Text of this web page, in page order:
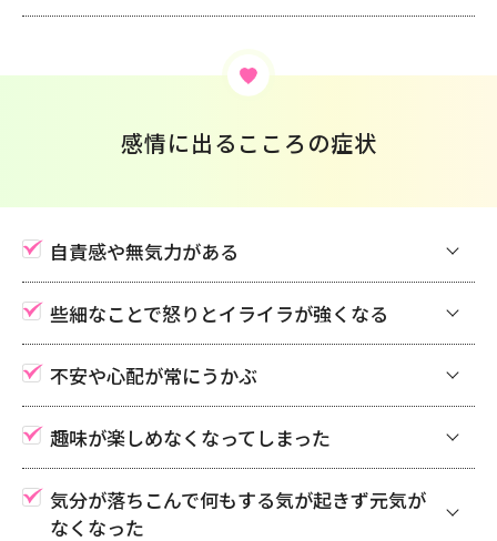
感情に出るこころの症状
自責感や無気力がある
些細なことで怒りとイライラが強くなる
不安や心配が常にうかぶ
趣味が楽しめなくなってしまった
気分が落ちこんで何もする気が起きず元気が
なくなった